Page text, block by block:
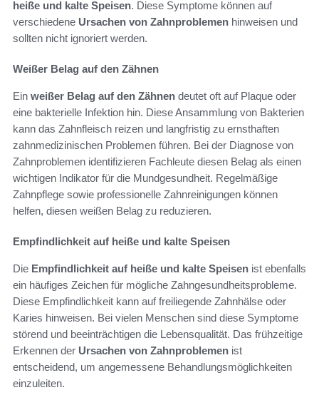
heiße und kalte Speisen. Diese Symptome können auf
verschiedene Ursachen von Zahnproblemen hinweisen und
sollten nicht ignoriert werden.
Weißer Belag auf den Zähnen
Ein weißer Belag auf den Zähnen deutet oft auf Plaque oder
eine bakterielle Infektion hin. Diese Ansammlung von Bakterien
kann das Zahnfleisch reizen und langfristig zu ernsthaften
zahnmedizinischen Problemen führen. Bei der Diagnose von
Zahnproblemen identifizieren Fachleute diesen Belag als einen
wichtigen Indikator für die Mundgesundheit. Regelmäßige
Zahnpflege sowie professionelle Zahnreinigungen können
helfen, diesen weißen Belag zu reduzieren.
Empfindlichkeit auf heiße und kalte Speisen
Die Empfindlichkeit auf heiße und kalte Speisen ist ebenfalls
ein häufiges Zeichen für mögliche Zahngesundheitsprobleme.
Diese Empfindlichkeit kann auf freiliegende Zahnhälse oder
Karies hinweisen. Bei vielen Menschen sind diese Symptome
störend und beeinträchtigen die Lebensqualität. Das frühzeitige
Erkennen der Ursachen von Zahnproblemen ist
entscheidend, um angemessene Behandlungsmöglichkeiten
einzuleiten.